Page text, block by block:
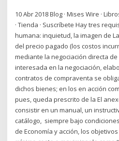
10 Abr 2018 Blog · Mises Wire ·
· Tienda · Suscríbete Hay tres
humana: inquietud, la imagen de
del precio pagado (los costos
mediante la negociación directa
interesada en la negociación,
contratos de compraventa se
dichos bienes; en los en acción
pues, queda prescrito de la El
consistir en un manual, un
catálogo, siempre bajo
de Economía y acción, los